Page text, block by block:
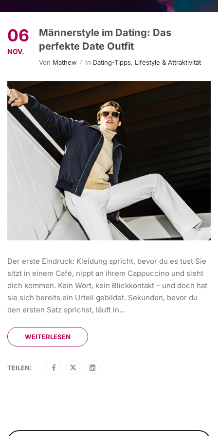
06
NOV.
Männerstyle im Dating: Das
perfekte Date Outfit
Von Mathew In Dating-Tipps, Lifestyle & Attraktivität
Der erste Eindruck: Kleidung spricht, bevor du es tust Sie
sitzt in einem Café, nippt an ihrem Cappuccino und sieht
dich kommen. Kein Wort, kein Blickkontakt – und doch hat
sie sich bereits ein Urteil gebildet. Sekunden, bevor du
den ersten Satz sprichst, läuft in...
WEITERLESEN
TEILEN: